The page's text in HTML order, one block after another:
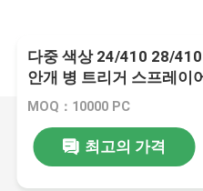
다중 색상 24/410 28/
안개 병 트리거 스프레이
MOQ：10000 PC
최고의 가격